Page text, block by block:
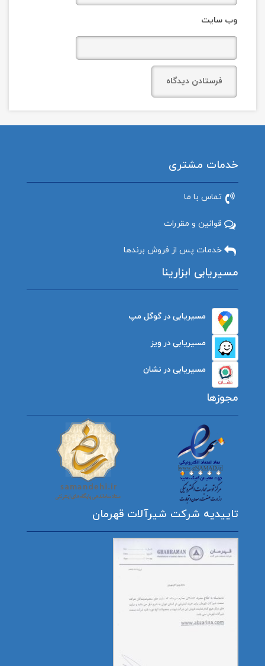
وب‌ سایت
خدمات مشتری
تماس با ما
قوانین و مقررات
خدمات پس از فروش برندها
مسیریابی ابزارینا
مسیریابی در گوگل مپ
مسیریابی در ویز
مسیریابی در نشان
مجوزها
تاییدیه شرکت شیرآلات قهرمان